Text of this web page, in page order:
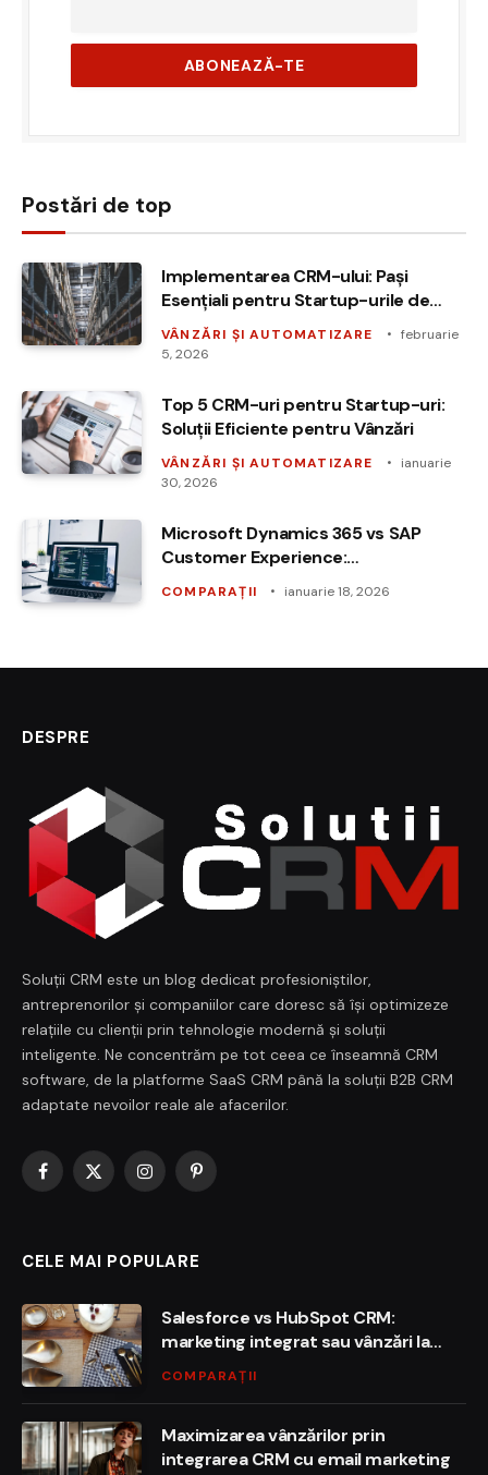
Postări de top
Implementarea CRM-ului: Pași
Esențiali pentru Startup-urile de
Vânzări
VÂNZĂRI ȘI AUTOMATIZARE
februarie
5, 2026
Top 5 CRM-uri pentru Startup-uri:
Soluții Eficiente pentru Vânzări
VÂNZĂRI ȘI AUTOMATIZARE
ianuarie
30, 2026
Microsoft Dynamics 365 vs SAP
Customer Experience:
funcționalități, costuri și
implementare
COMPARAȚII ianuarie 18, 2026
DESPRE
Soluții CRM este un blog dedicat profesioniștilor,
antreprenorilor și companiilor care doresc să își optimizeze
relațiile cu clienții prin tehnologie modernă și soluții
inteligente. Ne concentrăm pe tot ceea ce înseamnă CRM
software, de la platforme SaaS CRM până la soluții B2B CRM
adaptate nevoilor reale ale afacerilor.
Facebook
X
InstagramPinterest
CELE MAI POPULARE
Salesforce vs HubSpot CRM:
marketing integrat sau vânzări la
scară?
COMPARAȚII
Maximizarea vânzărilor prin
integrarea CRM cu email marketing